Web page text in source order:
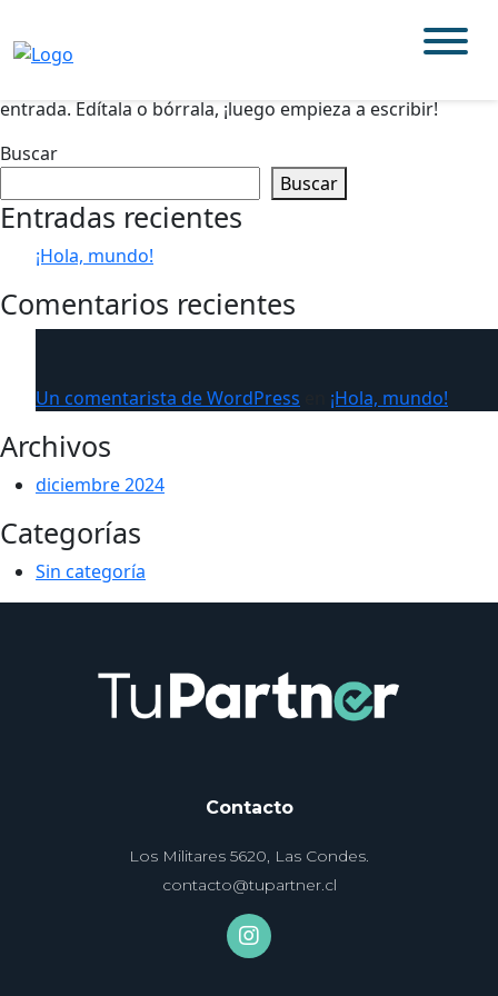
By: Francisco Pasten
entrada. Edítala o bórrala, ¡luego empieza a escribir!
Buscar
Buscar
Entradas recientes
¡Hola, mundo!
Comentarios recientes
Un comentarista de WordPress ¡Hola, mundo!
Archivos
diciembre 2024
Categorías
Sin categoría
Contacto
Los Militares 5620, Las Condes.
contacto@tupartner.cl